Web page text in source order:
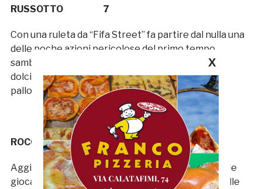
RUSSOTTO 7
Con una ruleta da “Fifa Street” fa partire dal nulla una
delle poche azioni pericolose del primo tempo
sambenedettese; nella ripresa con una parabola
dolcissima fa recapitare sul destro di Calderini il
pallone dell’1-1. Illuminante.
ROCCHI 6
Aggiunge corsa e idee nuove a centrocampo, ma le
giocate non sempre gli riescono anche per via delle
X